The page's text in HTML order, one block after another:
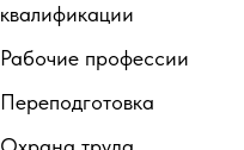
квалификации
Рабочие профессии
Переподготовка